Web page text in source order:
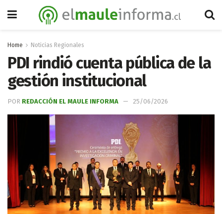
Home Noticias Regionales
PDI rindió cuenta pública de la
gestión institucional
POR REDACCIÓN EL MAULE INFORMA 25/06/2026